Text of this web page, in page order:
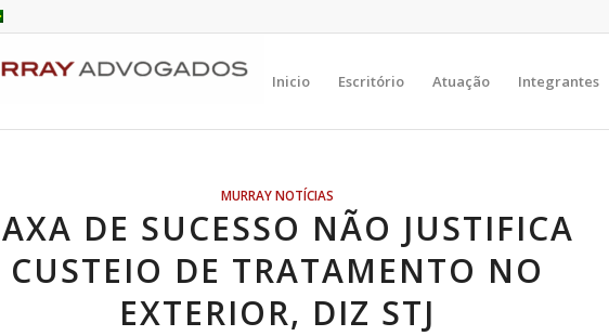
Inicio Escritório Atuação Integrantes
MURRAY NOTÍCIAS
DE SUCESSO NÃO JUSTIFICA
CUSTEIO DE TRATAMENTO NO
EXTERIOR, DIZ STJ